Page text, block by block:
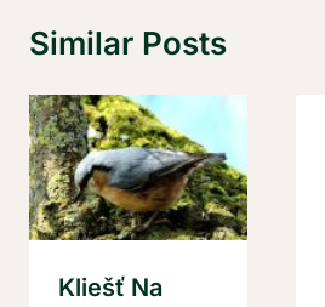
Similar Posts
Kliešť Na